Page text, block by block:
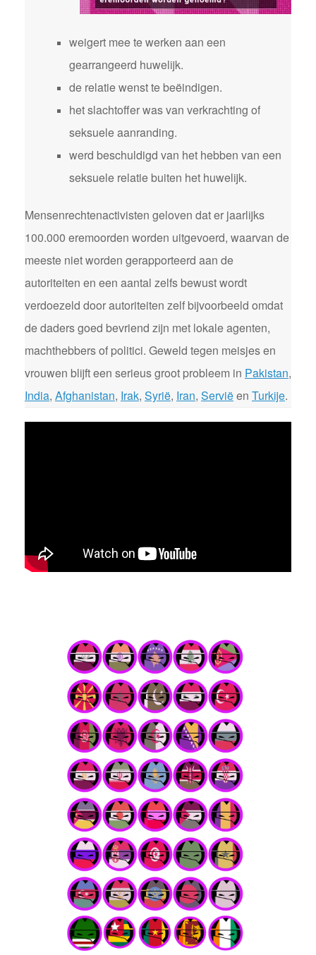
weigert mee te werken aan een
gearrangeerd huwelijk.
de relatie wenst te beëindigen.
het slachtoffer was van verkrachting of
seksuele aanranding.
werd beschuldigd van het hebben van een
seksuele relatie buiten het huwelijk.
Mensenrechtenactivisten geloven dat er jaarlijks
100.000 eremoorden worden uitgevoerd, waarvan de
meeste niet worden gerapporteerd aan de
autoriteiten en een aantal zelfs bewust wordt
verdoezeld door autoriteiten zelf bijvoorbeeld omdat
de daders goed bevriend zijn met lokale agenten,
machthebbers of politici. Geweld tegen meisjes en
vrouwen blijft een serieus groot probleem in Pakistan,
India, Afghanistan, Irak, Syrië, Iran, Serviëen Turkije.